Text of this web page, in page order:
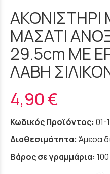
ΑΚΟΝΙΣΤΗΡΙ
ΜΑΣΑΤΙ
29.5cm ΜΕ
ΛΑΒΗ
4,90 €
Κωδικός Προϊόντος: 01-
Διαθεσιμότητα: Άμεσα
Βάρος σε γραμμάρια: 100